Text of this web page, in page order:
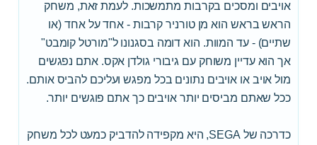
אויבים ומסכים בקרבות מתמשכות. לעמת זאת, משחק
הראש בראש הוא מן טורניר קרבות - אחד על אחד (או
שתיים) - עד המוות. הוא דומה בסגנונו ל"מורטל קומבט"
אך הוא עדיין משוחק עם גיבורי גולדן אקס. אתם נפגשים
מול אויב או אויבים נתונים בכל מפגש ועליכם להביס אותם.
ככל שאתם מביסים יותר אויבים כך אתם פוגשים יותר.
כדרכה של SEGA, היא מקפידה להדביק כמעט לכל משחק